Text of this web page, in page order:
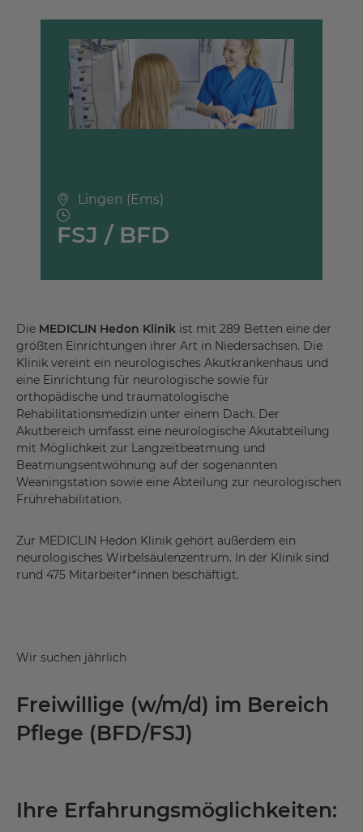
Lingen (Ems)
FSJ / BFD
Die MEDICLIN Hedon Klinik ist mit 289 Betten eine der
größten Einrichtungen ihrer Art in Niedersachsen. Die
Klinik vereint ein neurologisches Akutkrankenhaus und
eine Einrichtung für neurologische sowie für
orthopädische und traumatologische
Rehabilitationsmedizin unter einem Dach. Der
Akutbereich umfasst eine neurologische Akutabteilung
mit Möglichkeit zur Langzeitbeatmung und
Beatmungsentwöhnung auf der sogenannten
Weaningstation sowie eine Abteilung zur neurologischen
Frührehabilitation.
Zur MEDICLIN Hedon Klinik gehört außerdem ein
neurologisches Wirbelsäulenzentrum. In der Klinik sind
rund 475 Mitarbeiter*innen beschäftigt.
Wir suchen jährlich
Freiwillige (w/m/d) im Bereich
Pflege (BFD/FSJ)
Ihre Erfahrungsmöglichkeiten: